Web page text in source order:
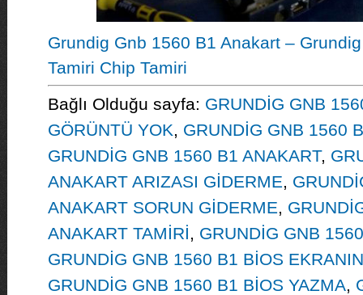
Grundig Gnb 1560 B1 Anakart –
Tamiri Chip Tamiri
Bağlı Olduğu sayfa: GRUNDİG GNB
GÖRÜNTÜ YOK, GRUNDİG GNB 1560
GRUNDİG GNB 1560 B1 ANAKART,
ANAKART ARIZASI GİDERME,
ANAKART SORUN GİDERME,
ANAKART TAMİRİ, GRUNDİG GNB
GRUNDİG GNB 1560 B1 BİOS
GRUNDİG GNB 1560 B1 BİOS YAZMA,